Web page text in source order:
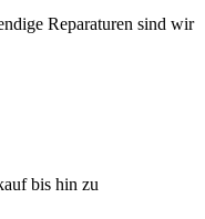
Reparaturen sind wir
bis hin zu